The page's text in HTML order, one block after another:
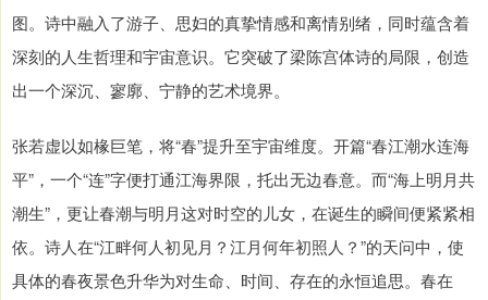
图。诗中融入了游子、思妇的真挚情感和离情别绪，同时蕴含着
深刻的人生哲理和宇宙意识。它突破了梁陈宫体诗的局限，创造
出一个深沉、寥廓、宁静的艺术境界。
张若虚以如椽巨笔，将“春”提升至宇宙维度。开篇“春江潮水连海
平”，一个“连”字便打通江海界限，托出无边春意。而“海上明月共
潮生”，更让春潮与明月这对时空的儿女，在诞生的瞬间便紧紧相
依。诗人在“江畔何人初见月？江月何年初照人？”的天问中，使
具体的春夜景色升华为对生命、时间、存在的永恒追思。春在